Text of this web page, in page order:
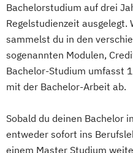
Bachelorstudium auf drei
Regelstudienzeit ausgelegt.
sammelst du in den
sogenannten Modulen,
Bachelor-Studium umfasst
mit der Bachelor-Arbeit ab.
Sobald du deinen Bachelor
entweder sofort ins
einem Master Studium